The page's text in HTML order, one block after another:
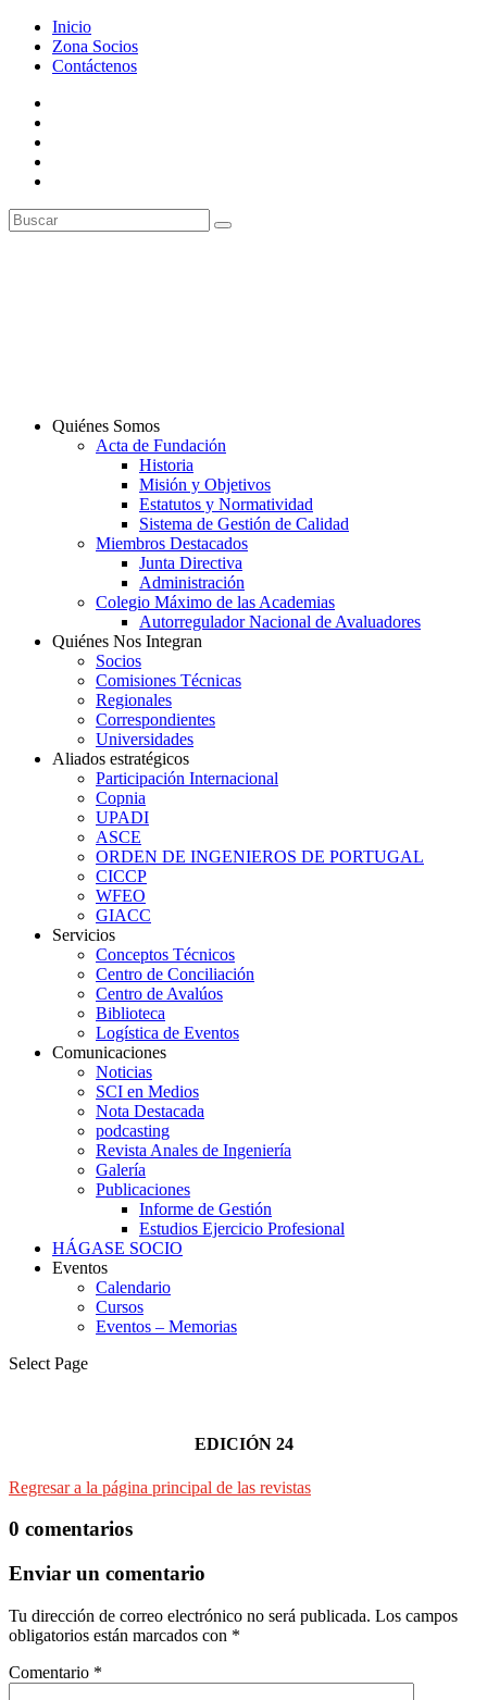
Inicio
Zona Socios
Contáctenos
Quiénes Somos
Acta de Fundación
Historia
Misión y Objetivos
Estatutos y Normatividad
Sistema de Gestión de Calidad
Miembros Destacados
Junta Directiva
Administración
Colegio Máximo de las Academias
Autorregulador Nacional de Avaluadores
Quiénes Nos Integran
Socios
Comisiones Técnicas
Regionales
Correspondientes
Universidades
Aliados estratégicos
Participación Internacional
Copnia
UPADI
ASCE
ORDEN DE INGENIEROS DE PORTUGAL
CICCP
WFEO
GIACC
Servicios
Conceptos Técnicos
Centro de Conciliación
Centro de Avalúos
Biblioteca
Logística de Eventos
Comunicaciones
Noticias
SCI en Medios
Nota Destacada
podcasting
Revista Anales de Ingeniería
Galería
Publicaciones
Informe de Gestión
Estudios Ejercicio Profesional
HÁGASE SOCIO
Eventos
Calendario
Cursos
Eventos – Memorias
Select Page
EDICIÓN 24
Regresar a la página principal de las revistas
0 comentarios
Enviar un comentario
Tu dirección de correo electrónico no será publicada. Los campos
obligatorios están marcados con *
Comentario *